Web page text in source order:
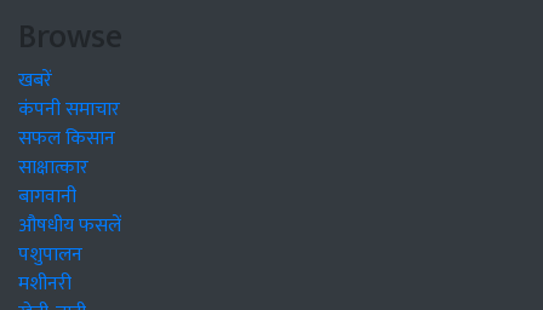
Browse
खबरें
कंपनी समाचार
सफल किसान
साक्षात्कार
बागवानी
औषधीय फसलें
पशुपालन
मशीनरी